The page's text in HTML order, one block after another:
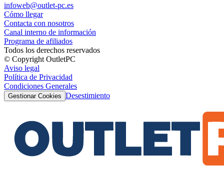
infoweb@outlet-pc.es
Cómo llegar
Contacta con nosotros
Canal interno de información
Programa de afiliados
Todos los derechos reservados
© Copyright OutletPC
Aviso legal
Política de Privacidad
Condiciones Generales
Gestionar Cookies Desestimiento